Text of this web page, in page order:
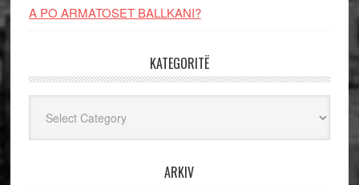
A PO ARMATOSET BALLKANI?
KATEGORITË
ARKIV